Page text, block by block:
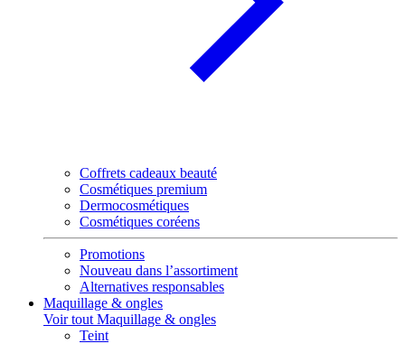
Coffrets cadeaux beauté
Cosmétiques premium
Dermocosmétiques
Cosmétiques coréens
Promotions
Nouveau dans l’assortiment
Alternatives responsables
Maquillage & ongles
Voir tout Maquillage & ongles
Teint